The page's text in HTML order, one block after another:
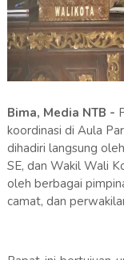
Bima, Media NTB -
koordinasi di Aula
dihadiri langsung
SE, dan Wakil Wali
oleh berbagai
camat, dan